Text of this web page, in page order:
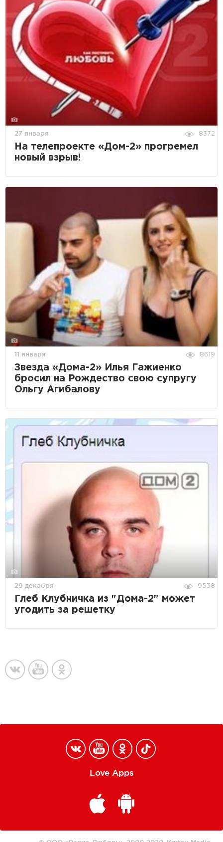
27 января 8372
На телепроекте «Дом-2» прогремел
новый взрыв!
11 января 8619
Звезда «Дома-2» Илья Гажиенко
бросил на Рождество свою супругу
Ольгу Агибалову
29 декабря 9538
Глеб Клубничка из "Дома-2" может
угодить за решетку
Love Apps